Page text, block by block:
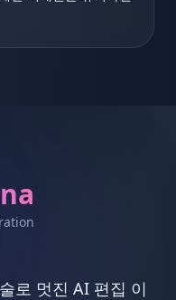
로 멋진 AI 편집 이